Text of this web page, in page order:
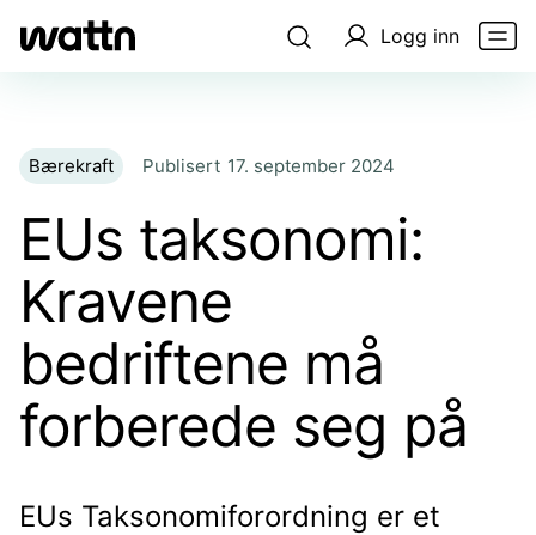
Logg inn
Bærekraft Publisert 17. september 2024
EUs taksonomi:
Kravene
bedriftene må
forberede seg på
EUs Taksonomiforordning er et